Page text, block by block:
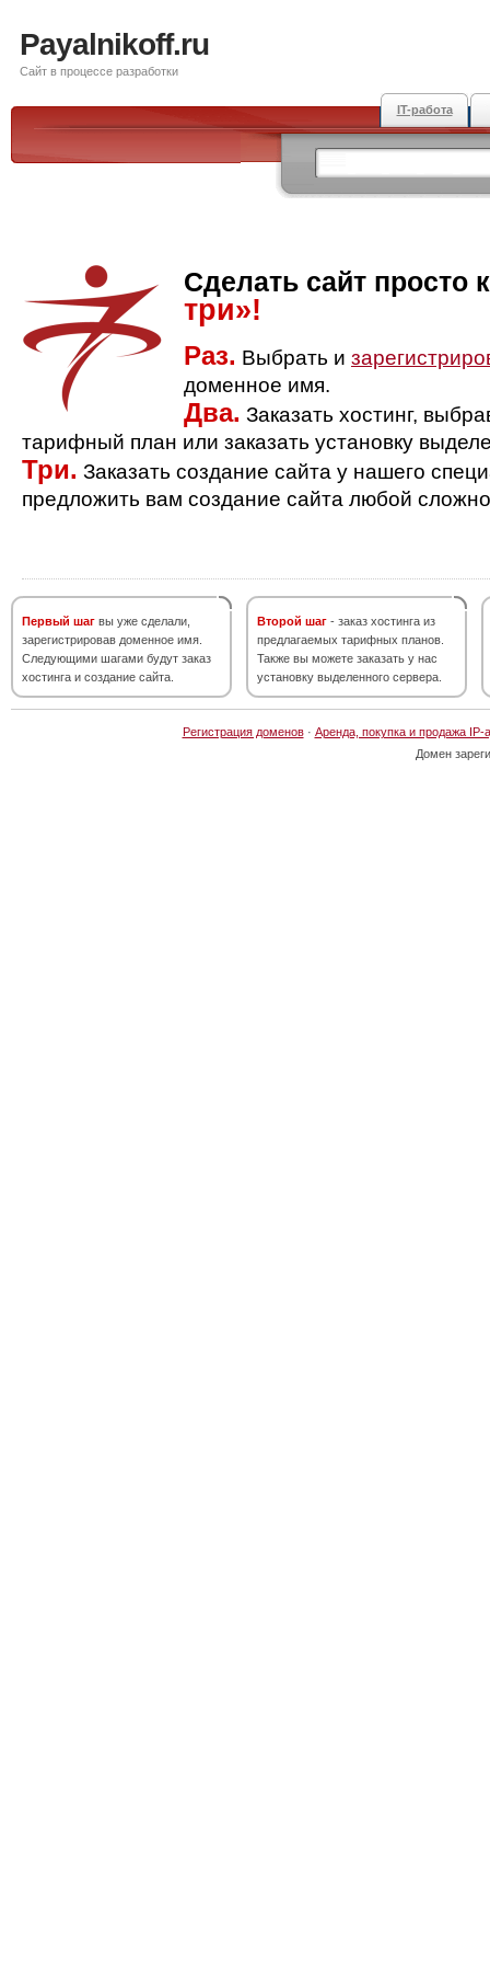
Payalnikoff.ru
Сайт в процессе разработки
IT-работа
Сделать сайт просто
три»!
Раз. Выбрать и
доменное имя.
Два. Заказать хостинг,
тарифный план или заказать установку
Три. Заказать создание сайта у нашего
предложить вам создание сайта любой
Первый шаг вы уже сделали,
зарегистрировав доменное имя.
Следующими шагами будут заказ
хостинга и создание сайта.
Второй шаг - заказ хостинга из
предлагаемых тарифных планов.
Также вы можете заказать у нас
установку выделенного сервера.
Регистрация доменов· Аренда, покупка и продажа IP-
Домен